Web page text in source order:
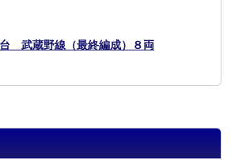
武蔵野線（最終編成）８両